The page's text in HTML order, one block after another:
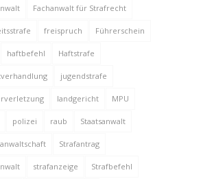
Fachanwalt für Strafrecht
freispruch Führerschein
haftbefehl Haftstrafe
jugendstrafe
landgericht MPU
polizei raub Staatsanwalt
Strafantrag
strafanzeige Strafbefehl